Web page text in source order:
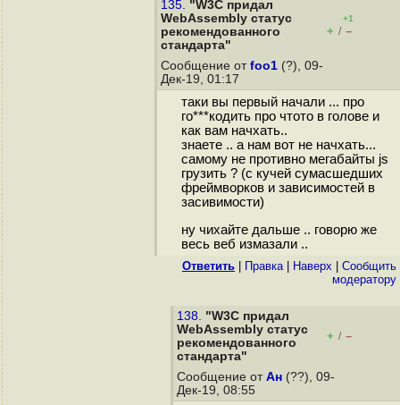
135. "W3C придал
WebAssembly статус
рекомендованного
стандарта"
+1
+ / –
Сообщение от foo1 (?), 09-
Дек-19, 01:17
таки вы первый начали ... про
го***кодить про чтото в голове и
как вам начхать..
знаете .. а нам вот не начхать...
самому не противно мегабайты js
грузить ? (с кучей сумасшедших
фреймворков и зависимостей в
засивимости)
ну чихайте дальше .. говорю же
весь веб измазали ..
Ответить Правка| Наверх
Cообщить
модератору
138. "W3C придал
WebAssembly статус
рекомендованного
стандарта"
+ / –
Сообщение от Ан (??), 09-
Дек-19, 08:55